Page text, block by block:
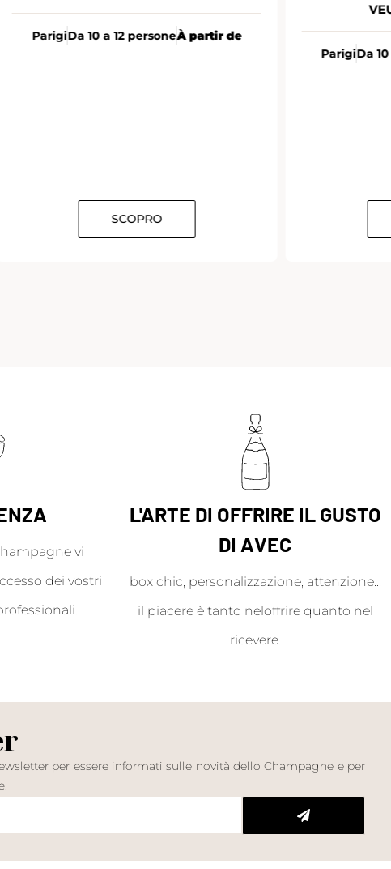
ParigiDa 10 a 12 personeÀ partir de
SCOPRO
ParigiDa
vi
dei vostri
L'ARTE DI OFFRIRE IL GUSTO
DI AVEC
box chic, personalizzazione, attenzione...
il piacere è tanto neloffrire quanto nel
ricevere.
per essere informati sulle novità dello Champagne e per